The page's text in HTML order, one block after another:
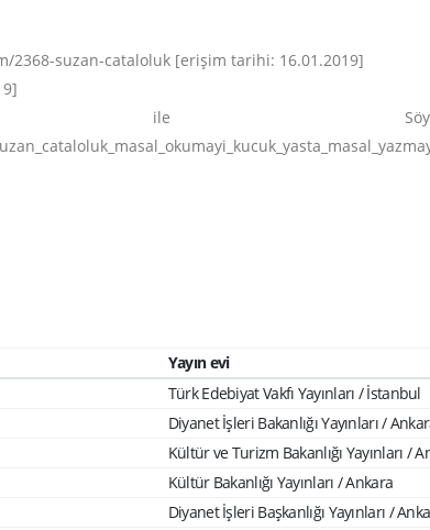
suzan-cataloluk [erişim tarihi: 16.01.2019]
ile
Yayın evi
Türk Edebiyat Vakfı Yayınları / İstanbul
Diyanet İşleri Bakanlığı Yayınları /
Kültür ve Turizm Bakanlığı Yayınları /
Kültür Bakanlığı Yayınları / Ankara
Diyanet İşleri Başkanlığı Yayınları /